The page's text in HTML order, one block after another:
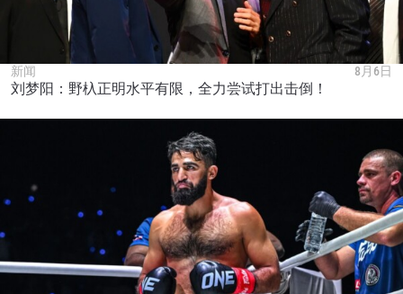
新闻 8月6日
刘梦阳：野杁正明水平有限，全力尝试打出击倒！